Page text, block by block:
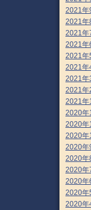
2021年
2021年
2021年
2021年
2021年
2021年
2021年
2021年
2021年
2020年
2020年
2020年
2020年
2020年
2020年
2020年
2020年
2020年